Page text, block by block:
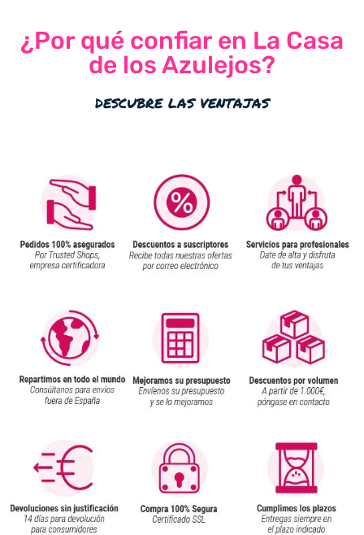
¿Por qué confiar en La Casa
de los Azulejos?
descubre las ventajas